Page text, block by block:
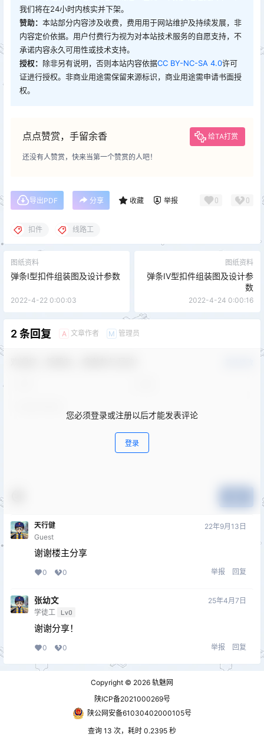
我们将在24小时内核实并下架。
赞助： 本站部分内容涉及收费，费用用于网站维护及持续发展，非
内容定价依据。用户付费行为视为对本站技术服务的自愿支持，不
承诺内容永久可用性或技术支持。
授权： 除非另有说明，否则本站内容依据CC BY-NC-SA 4.0许可
证进行授权。非商业用途需保留来源标识，商业用途需申请书面授
权。
点点赞赏，手留余香 给TA打赏
还没有人赞赏，快来当第一个赞赏的人吧！
导出PDF 分享 收藏 举报 0 0
扣件 线路工
图纸资料
弹条Ⅰ型扣件组装图及设计参数
2022-4-22 0:00:03
图纸资料
弹条IV型扣件组装图及设计参
数
2022-4-24 0:00:16
2 条回复 A 文章作者 M 管理员
您必须登录或注册以后才能发表评论
登录
天行健
Guest
22年9月13日
谢谢楼主分享
0 0 举报 回复
张幼文
学徒工 Lv0
25年4月7日
谢谢分享！
0 0 举报 回复
Copyright © 2026 轨魅网
陕ICP备2021000269号
陕公网安备61030402000105号
查询 13 次，耗时 0.2395 秒